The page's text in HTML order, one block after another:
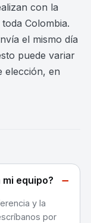
con la
Colombia.
el mismo día
puede variar
elección, en
equipo? −
y la
por